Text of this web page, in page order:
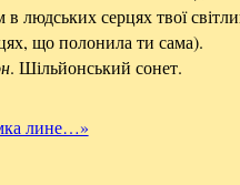
в людських серцях твої
що полонила ти сама).
. Шільйонський сонет.
лине…»